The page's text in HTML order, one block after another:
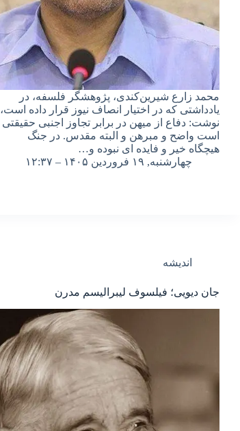
محمد زارع شیرین‌کندی، پژوهشگر فلسفه، در
یادداشتی که در اختیار انصاف نیوز قرار داده است،
نوشت: دفاع از میهن در برابر تجاوز اجنبی حقیقتی
است واضح و مبرهن و البته مقدس. در جنگ
هیچگاه خیر و فایده ای نبوده و…
چهارشنبه, ۱۹ فروردین ۱۴۰۵ – ۱۲:۳۷
اندیشه
جان دیویی؛ فیلسوف لیبرالیسم مدرن